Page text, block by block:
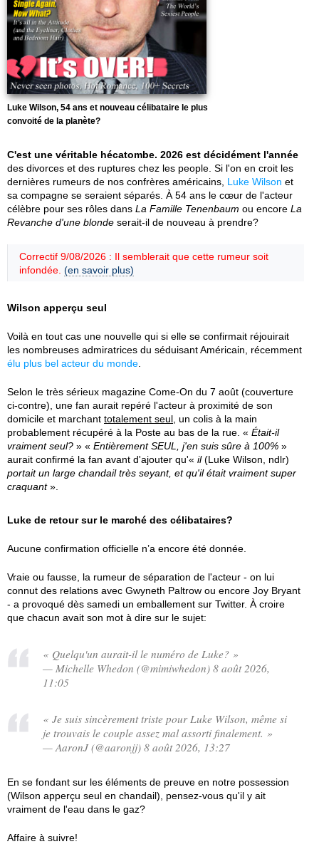
Luke Wilson, 54 ans et nouveau célibataire le plus
convoité de la planète?
C'est une véritable hécatombe. 2026 est décidément l'année
des divorces et des ruptures chez les people. Si l'on en croit les
dernières rumeurs de nos confrères américains, Luke Wilson et
sa compagne se seraient séparés. À 54 ans le cœur de l'acteur
célèbre pour ses rôles dans La Famille Tenenbaum ou encore La
Revanche d'une blonde serait-il de nouveau à prendre?
Correctif 9/08/2026 : Il semblerait que cette rumeur soit
infondée. (en savoir plus)
Wilson apperçu seul
Voilà en tout cas une nouvelle qui si elle se confirmait réjouirait
les nombreuses admiratrices du séduisant Américain, récemment
élu plus bel acteur du monde
Selon le très sérieux magazine Come-On du 7 août (couverture
ci-contre), une fan aurait repéré l'acteur à proximité de son
domicile et marchant totalement seul , un colis à la main
probablement récupéré à la Poste au bas de la rue. « Était-il
vraiment seul? » « Entièrement SEUL, j'en suis sûre à 100% »
aurait confirmé la fan avant d'ajouter qu'« il(Luke Wilson, ndlr)
portait un large chandail très seyant, et qu'il était vraiment super
craquant».
Luke de retour sur le marché des célibataires?
Aucune confirmation officielle n’a encore été donnée.
Vraie ou fausse, la rumeur de séparation de l'acteur - on lui
connut des relations avec Gwyneth Paltrow ou encore Joy Bryant
- a provoqué dès samedi un emballement sur Twitter. À croire
que chacun avait son mot à dire sur le sujet:
« Quelqu'un aurait-il le numéro de Luke? »
— Michelle Whedon (@mimiwhedon) 8 août 2026,
11:05
« Je suis sincèrement triste pour Luke Wilson, même si
je trouvais le couple assez mal assorti finalement. »
— AaronJ (@aaronjj) 8 août 2026, 13:27
En se fondant sur les éléments de preuve en notre possession
(Wilson apperçu seul en chandail), pensez-vous qu'il y ait
vraiment de l'eau dans le gaz?
Affaire à suivre!